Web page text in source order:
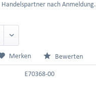
Handelspartner nach Anmeldung.
Merken Bewerten
E70368-00